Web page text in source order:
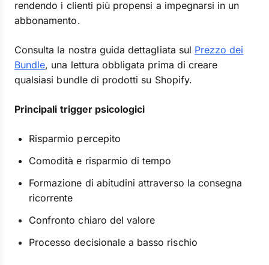
rendendo i clienti più propensi a impegnarsi in un
abbonamento.
Consulta la nostra guida dettagliata sul Prezzo dei
Bundle, una lettura obbligata prima di creare
qualsiasi bundle di prodotti su Shopify.
Principali trigger psicologici
Risparmio percepito
Comodità e risparmio di tempo
Formazione di abitudini attraverso la consegna
ricorrente
Confronto chiaro del valore
Processo decisionale a basso rischio